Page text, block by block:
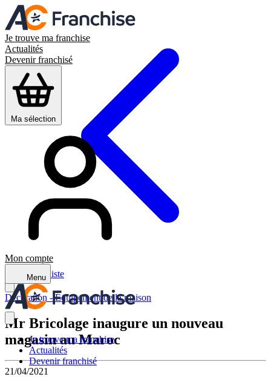
Je trouve ma franchise
Actualités
Devenir franchisé
Ma sélection
Mon compte
Menu
Je trouve ma franchise
Actualités
Devenir franchisé
Retour à la liste
Décoration - Équipement de la maison
Mr Bricolage inaugure un nouveau
magasin au Maroc
21/04/2021